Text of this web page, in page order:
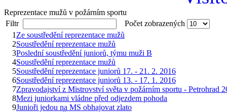
Reprezentace mužů v požárním sportu
Filtr
Počet zobrazených
1 Ze soustředění reprezentace mužů
2Soustředění reprezentace mužů
3Poslední soustředění juniorů, týmu muži B
4Soustředění reprezentace mužů
5Soustředění reprezentace juniorů 17. - 21. 2. 2016
6Soustředění reprezentace juniorů 13. - 17. 1. 2016
7Zpravodajství z Mistrovství světa v požárním sportu - Petrohrad
8Mezi juniorkami vládne před odjezdem pohoda
9Junioři jedou na MS obhajovat zlato